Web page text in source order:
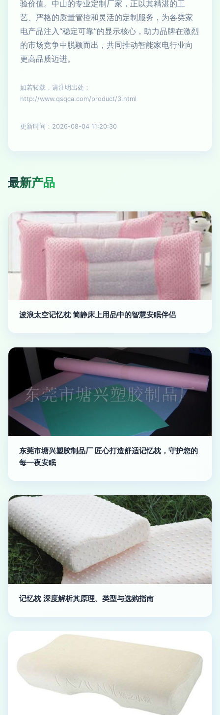
验价值。中山的专业定制厂家，正以其精湛的工
艺、严格的质量管控和灵活的定制服务，为各类家
电产品注入“稳定可靠”的显示核心，助力品牌在激烈
的市场竞争中脱颖而出，共同推动智能家电行业向
更高品质迈进。
如若转载，请注明出处：
http://www.qsqca.com/product/3.html
更新时间：2026-08-04 11:20:30
最新产品
波浪太空记忆枕 简静床上用品中的智慧安眠伴侣
东莞市塘兴塑胶制品厂 匠心打造舒适记忆枕，守护您的
每一夜安眠
记忆枕 深度解析其原理、类型与选购指南